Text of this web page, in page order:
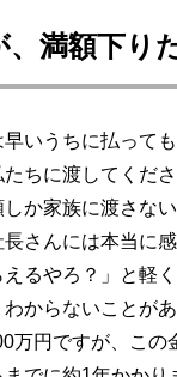
、満額下り
いうちに払っても
ちに渡してくだ
か家族に渡さない
さんには本当に感
るやろ？」と軽
からないことがあ
万円ですが、この